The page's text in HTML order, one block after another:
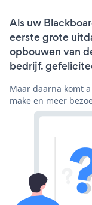
Als uw
eerste grote
opbouwen van
bedrijf.
Maar daarna komt
make en meer